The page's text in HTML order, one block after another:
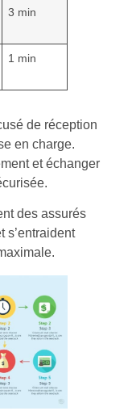
3 min
1 min
de réception
en charge.
et échanger
des assurés
s’entraident